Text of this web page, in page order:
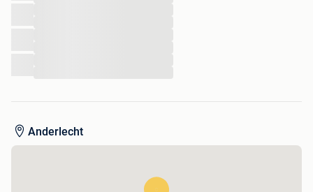
Anderlecht